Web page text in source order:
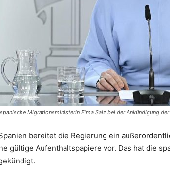
Migrationsministerin Elma Saiz bei der Ankündigung
bereitet die Regierung ein
gültige Aufenthaltspapiere vor. Das hat die